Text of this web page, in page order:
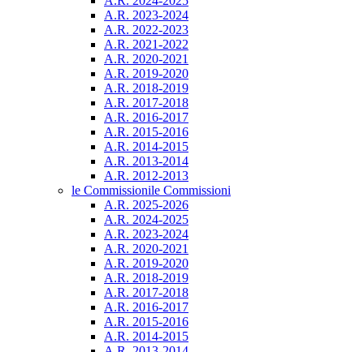
A.R. 2023-2024
A.R. 2022-2023
A.R. 2021-2022
A.R. 2020-2021
A.R. 2019-2020
A.R. 2018-2019
A.R. 2017-2018
A.R. 2016-2017
A.R. 2015-2016
A.R. 2014-2015
A.R. 2013-2014
A.R. 2012-2013
le Commissionile Commissioni
A.R. 2025-2026
A.R. 2024-2025
A.R. 2023-2024
A.R. 2020-2021
A.R. 2019-2020
A.R. 2018-2019
A.R. 2017-2018
A.R. 2016-2017
A.R. 2015-2016
A.R. 2014-2015